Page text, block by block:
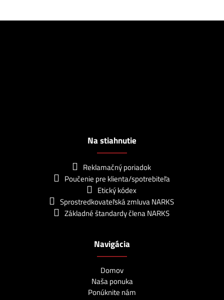
Na stiahnutie
Reklamačný poriadok
Poučenie pre klienta/spotrebiteľa
Etický kódex
Sprostredkovateľská zmluva NARKS
Základné štandardy člena NARKS
Navigácia
Domov
Naša ponuka
Ponúknite nám